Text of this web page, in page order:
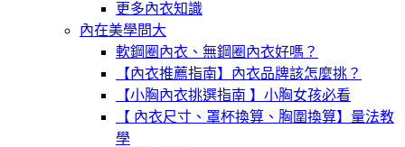
更多內衣知識
內在美學問大
軟鋼圈內衣、無鋼圈內衣好嗎？
【內衣推薦指南】內衣品牌該怎麼挑？
【小胸內衣挑選指南 】小胸女孩必看
【 內衣尺寸、罩杯換算、胸圍換算】量法教
學